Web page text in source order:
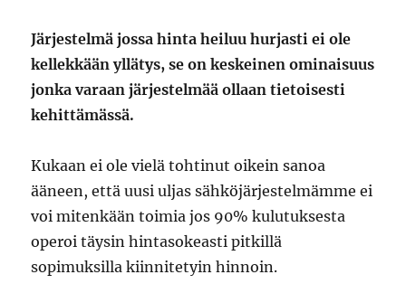
Järjestelmä jossa hinta heiluu hurjasti ei ole
kellekkään yllätys, se on keskeinen ominaisuus
jonka varaan järjestelmää ollaan tietoisesti
kehittämässä.
Kukaan ei ole vielä tohtinut oikein sanoa
ääneen, että uusi uljas sähköjärjestelmämme ei
voi mitenkään toimia jos 90% kulutuksesta
operoi täysin hintasokeasti pitkillä
sopimuksilla kiinnitetyin hinnoin.